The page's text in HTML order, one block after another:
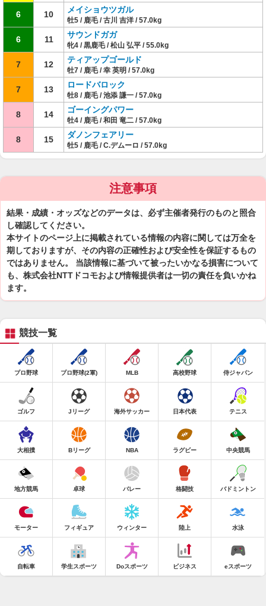
6 10 メイショウツガル
牡5 / 鹿毛 / 古川 吉洋 / 57.0kg
6 11 サウンドガガ
牝4 / 黒鹿毛 / 松山 弘平 / 55.0kg
7 12 ティアップゴールド
牡7 / 鹿毛 / 幸 英明 / 57.0kg
7 13 ロードバロック
牡8 / 鹿毛 / 池添 謙一 / 57.0kg
8 14 ゴーイングパワー
牡4 / 鹿毛 / 和田 竜二 / 57.0kg
8 15 ダノンフェアリー
牡5 / 鹿毛 / C.デムーロ / 57.0kg
注意事項
結果・成績・オッズなどのデータは、必ず主催者発行のものと照合
し確認してください。
本サイトのページ上に掲載されている情報の内容に関しては万全を
期しておりますが、その内容の正確性および安全性を保証するもの
ではありません。 当該情報に基づいて被ったいかなる損害について
も、株式会社NTTドコモおよび情報提供者は一切の責任を負いかね
ます。
競技一覧
プロ野球 プロ野球(2軍) MLB 高校野球 侍ジャパン
ゴルフ Jリーグ 海外サッカー 日本代表 テニス
大相撲 Bリーグ NBA ラグビー 中央競馬
地方競馬 卓球 バレー 格闘技 バドミントン
モーター フィギュア ウィンター 陸上 水泳
自転車 学生スポーツ Doスポーツ ビジネス eスポーツ